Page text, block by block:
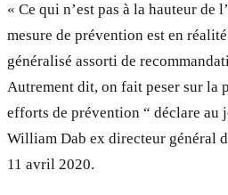
« Ce qui n’est pas à la hauteur de
mesure de prévention est en
généralisé assorti de
Autrement dit, on fait peser sur la
efforts de prévention “ déclare au
William Dab ex directeur général
11 avril 2020.